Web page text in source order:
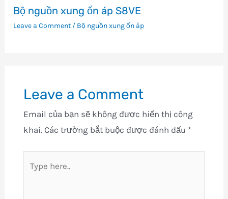
Bộ nguồn xung ổn áp S8VE
Leave a Comment / Bộ nguồn xung ổn áp
Leave a Comment
Email của bạn sẽ không được hiển thị công
khai. Các trường bắt buộc được đánh dấu *
here..